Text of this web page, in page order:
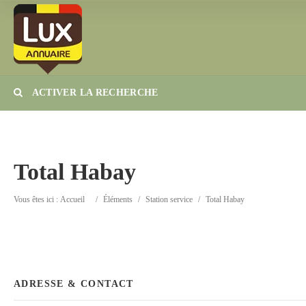
ACTIVER LA RECHERCHE
Total Habay
Vous êtes ici : Accueil / Éléments / Station service / Total Habay
ADRESSE & CONTACT